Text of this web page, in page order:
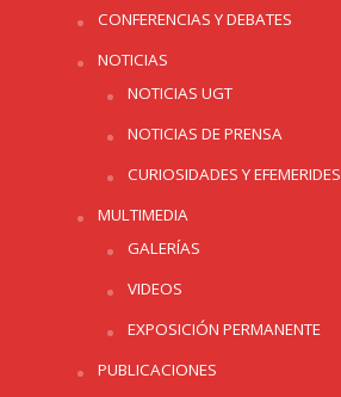
CONFERENCIAS Y DEBATES
NOTICIAS
NOTICIAS UGT
NOTICIAS DE PRENSA
CURIOSIDADES Y EFEMERIDES
MULTIMEDIA
GALERÍAS
VIDEOS
EXPOSICIÓN PERMANENTE
PUBLICACIONES